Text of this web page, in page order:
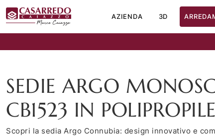
AZIENDA 3D
SEDIE ARGO
CB1523 IN
Scopri la sedia Argo Connubia: design innovativo e